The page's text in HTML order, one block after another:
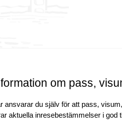
om pass,
ansvarar du själv för att pass,
aktuella inresebestämmelser i god